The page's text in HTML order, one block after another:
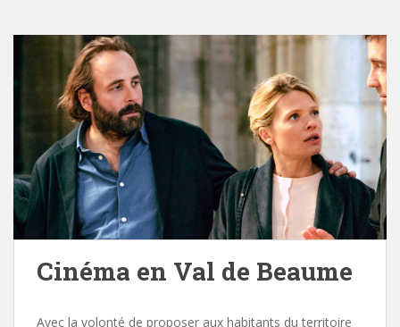
Cinéma en Val de Beaume
Avec la volonté de proposer aux habitants du territoire